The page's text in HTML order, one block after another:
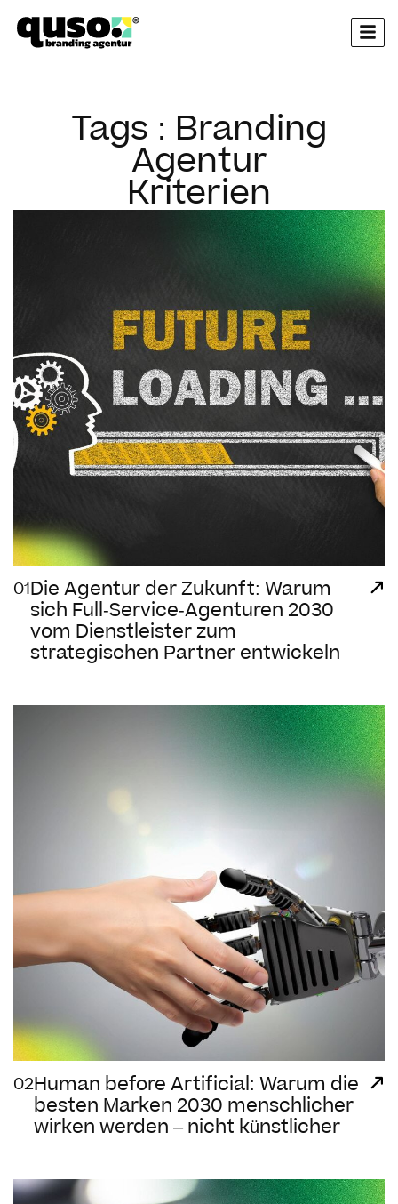
springen
Tags : Branding
Agentur
Kriterien
01Die Agentur der Zukunft: Warum
sich Full-Service-Agenturen 2030
vom Dienstleister zum
strategischen Partner entwickeln
02Human before Artificial: Warum die
besten Marken 2030 menschlicher
wirken werden – nicht künstlicher